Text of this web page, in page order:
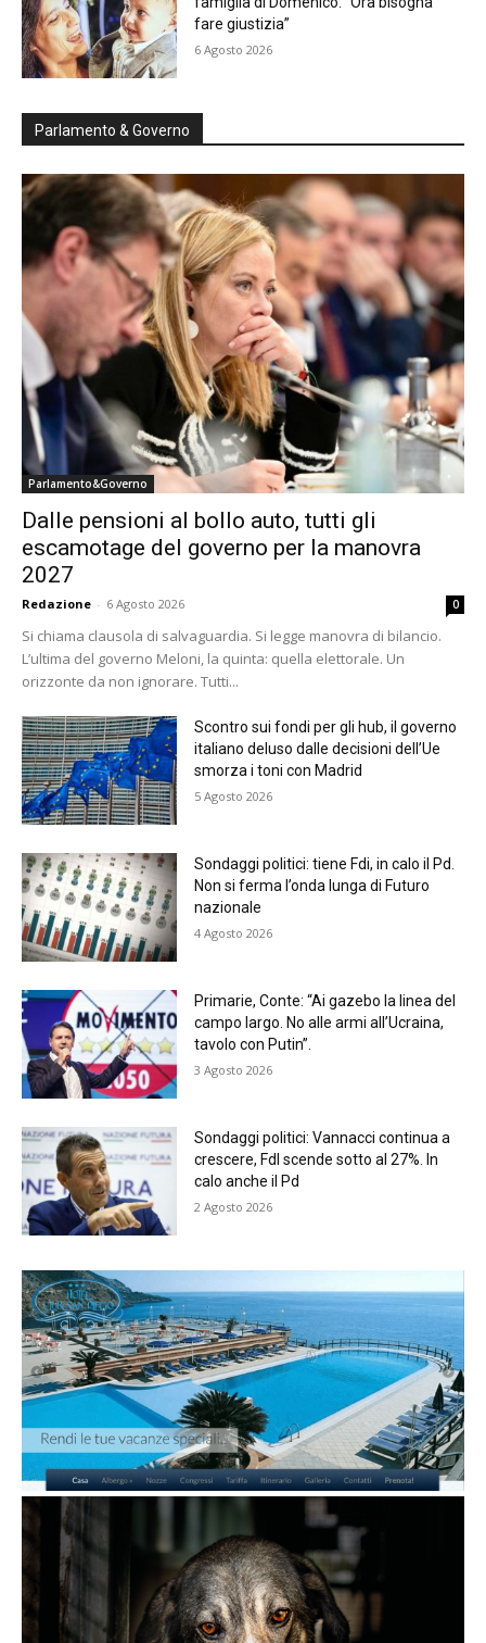
fare giustizia”
6 Agosto 2026
Parlamento & Governo
Parlamento&Governo
Dalle pensioni al bollo auto, tutti gli
escamotage del governo per la manovra
2027
Redazione - 6 Agosto 2026 0
Si chiama clausola di salvaguardia. Si legge manovra di bilancio.
L’ultima del governo Meloni, la quinta: quella elettorale. Un
orizzonte da non ignorare. Tutti...
Scontro sui fondi per gli hub, il governo
italiano deluso dalle decisioni dell’Ue
smorza i toni con Madrid
5 Agosto 2026
Sondaggi politici: tiene Fdi, in calo il Pd.
Non si ferma l’onda lunga di Futuro
nazionale
4 Agosto 2026
Primarie, Conte: “Ai gazebo la linea del
campo largo. No alle armi all’Ucraina,
tavolo con Putin”.
3 Agosto 2026
Sondaggi politici: Vannacci continua a
crescere, FdI scende sotto al 27%. In
calo anche il Pd
2 Agosto 2026